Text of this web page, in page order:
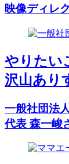
映像ディレ
やりたい
沢山あり
一般社団法
代表 森一峻